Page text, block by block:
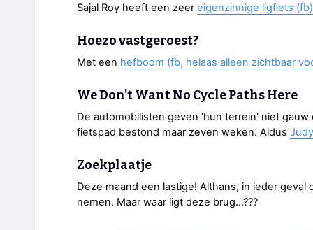
Sajal Roy heeft een zeereigenzinnige ligfiets (fb)
Hoezo vastgeroest?
Met een hefboom (fb, helaas alleen zichtbaar
We Don't Want No Cycle Paths Here
De automobilisten geven 'hun terrein' niet
fietspad bestond maar zeven weken. Aldus
Zoekplaatje
Deze maand een lastige! Althans, in ieder
nemen. Maar waar ligt deze brug...???